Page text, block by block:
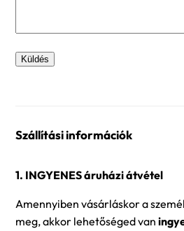
Szállítási információk
1. INGYENES áruházi átvétel
Amennyiben vásárláskor a
meg, akkor lehetőséged van